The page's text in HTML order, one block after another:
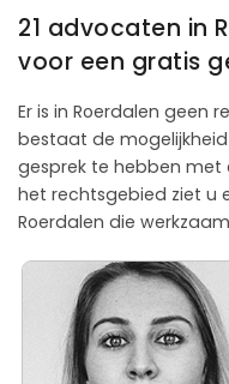
21 advocaten in
voor een gratis
Er is in Roerdalen geen
bestaat de
gesprek te hebben met
het rechtsgebied ziet u
Roerdalen die